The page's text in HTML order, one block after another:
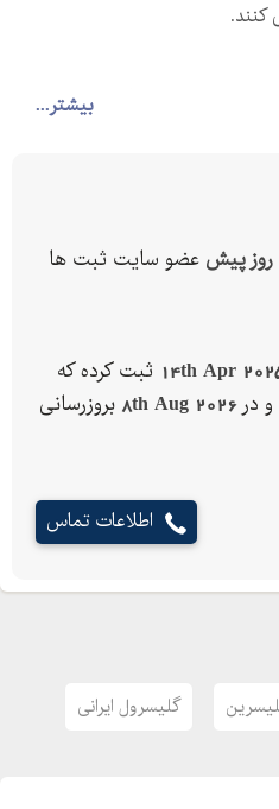
بیشتر...
داروسازی, رنگ سازی, ضد
عضو سایت ثبت ها
14th Apr ثبت کرده که
در 8th Aug 2026 بروزرسانی
اطلاعات تماس
گلیسرول ایرانی